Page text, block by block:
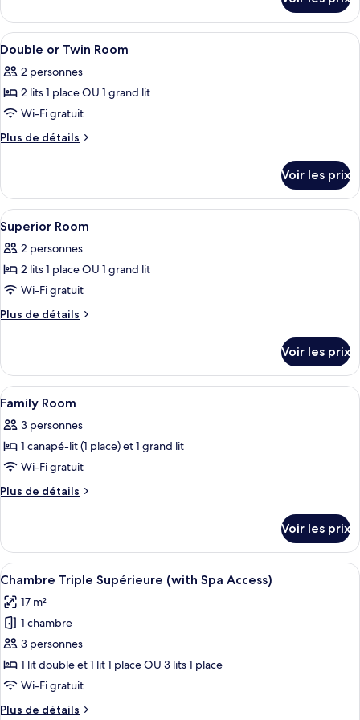
Chambre
Double
(handicapped
accessible)
le
type
de
Chambre
Double
accessible)
Afficher
toutes
les
photos
pour
ce
chambre :
Double
or
Twin
Room
Salle de bain | Articles de toilette
2
Double or Twin Room
2 personnes
2 lits 1 place OU 1 grand lit
Wi-Fi gratuit
Plus de détails
Plus
le
type
de
chambre
Double
or
Room
Voir les prix
Afficher
toutes
les
photos
pour
ce
chambre :
Superior
Room
Une chambre d’hôtel moderne
4
Superior Room
2 personnes
2 lits 1 place OU 1 grand lit
Wi-Fi gratuit
Plus de détails
Plus
le
type
de
chambre
Superior
Room
Voir les prix
Afficher
toutes
les
photos
pour
ce
chambre :
Family
Room
Une chambre d’hôtel moderne
1
Family Room
3 personnes
1 canapé-lit (1 place) et 1 grand lit
Wi-Fi gratuit
Plus de détails
Plus
le
type
de
Family
Room
Voir les prix
Afficher
toutes
les
photos
pour
ce
type
Une chambre d’hôtel avec un grand
1
Chambre Triple Supérieure (with Spa Access)
17 m²
1 chambre
3 personnes
1 lit double et 1 lit 1 place OU 3 lits 1 place
Wi-Fi gratuit
Plus de détails
Plus